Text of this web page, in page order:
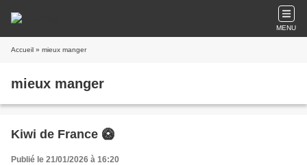
MENU
Accueil » mieux manger
mieux manger
Kiwi de France 🥝
Publié le 21/01/2026 à 16:20